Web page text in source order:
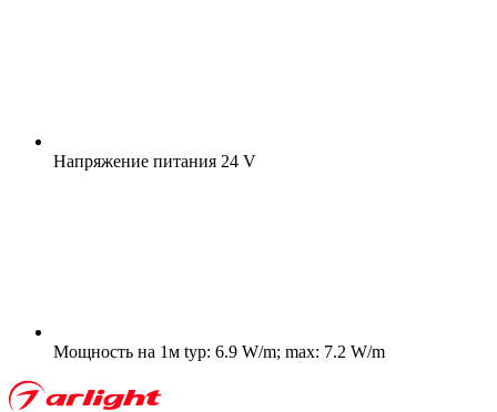
Напряжение питания 24 V
Мощность на 1м typ: 6.9 W/m; max: 7.2 W/m